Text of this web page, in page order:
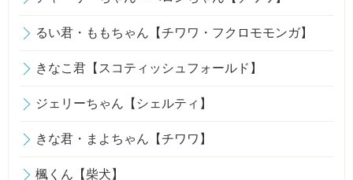
るい君・ももちゃん【チワワ・フクロモモンガ】
きなこ君【スコティッシュフォールド】
ジェリーちゃん【シェルティ】
きな君・まよちゃん【チワワ】
楓くん【柴犬】